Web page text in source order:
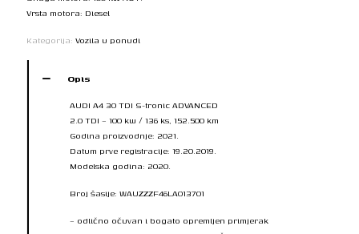
Vrsta motora: Diesel
Kategorija: Vozila u ponudi
Opis
AUDI A4 30 TDI S-tronic ADVANCED
2.0 TDI – 100 kw / 136 ks, 152.500 km
Godina proizvodnje: 2021.
Datum prve registracije: 19.20.2019.
Modelska godina: 2020.
Broj šasije: WAUZZZF46LA013701
– odlično očuvan i bogato opremljen primjerak